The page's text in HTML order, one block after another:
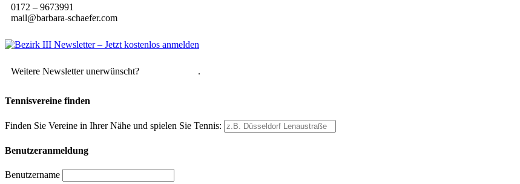
0172 – 9673991
mail@barbara-schaefer.com
Weitere Newsletter unerwünscht? .
Tennisvereine finden
Finden Sie Vereine in Ihrer Nähe und spielen Sie Tennis:
Benutzeranmeldung
Benutzername